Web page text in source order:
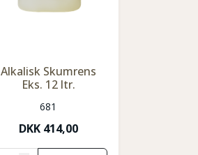
Alkalisk Skumrens
Eks. 12 ltr.
681
DKK 414,00